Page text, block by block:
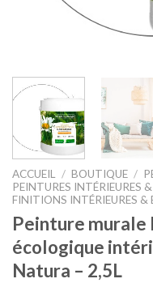
ACCUEIL / BOUTIQUE /
PEINTURES INTÉRIEURES
FINITIONS INTÉRIEURES &
Peinture murale
écologique
Natura – 2,5L